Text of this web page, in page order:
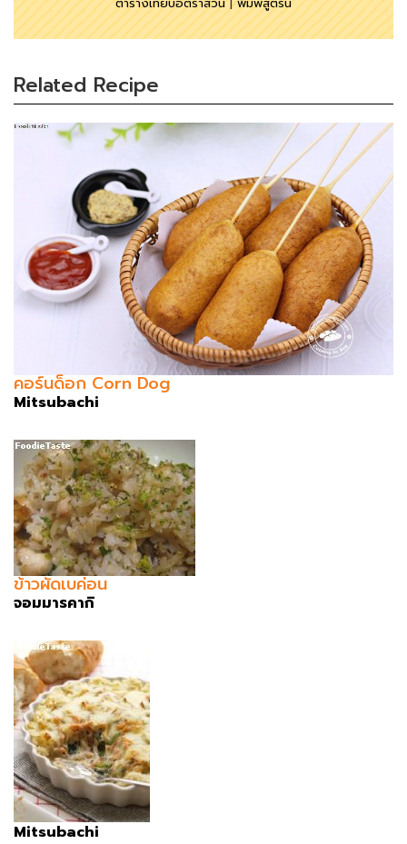
Related Recipe
คอร์นด็อก Corn Dog
Mitsubachi
ข้าวผัดเบค่อน
จอมมารคากิ
Mitsubachi